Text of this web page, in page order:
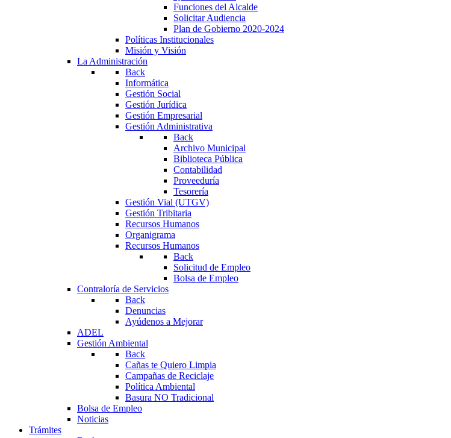
Funciones del Alcalde
Solicitar Audiencia
Plan de Gobierno 2020-2024
Políticas Institucionales
Misión y Visión
La Administración
Back
Informática
Gestión Social
Gestión Jurídica
Gestión Empresarial
Gestión Administrativa
Back
Archivo Municipal
Biblioteca Pública
Contabilidad
Proveeduría
Tesorería
Gestión Vial (UTGV)
Gestión Tribitaria
Recursos Humanos
Organigrama
Recursos Humanos
Back
Solicitud de Empleo
Bolsa de Empleo
Contraloría de Servicios
Back
Denuncias
Ayúdenos a Mejorar
ADEL
Gestión Ambiental
Back
Cañas te Quiero Limpia
Campañas de Reciclaje
Política Ambiental
Basura NO Tradicional
Bolsa de Empleo
Noticias
Trámites